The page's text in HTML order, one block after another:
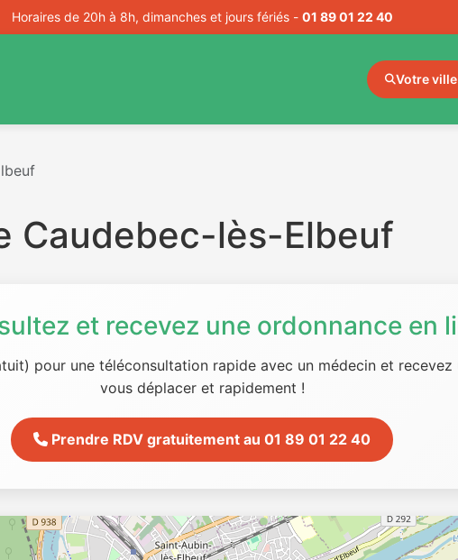
Horaires de 20h à 8h, dimanches et jours fériés - 01 89 01 22 40
Votre ville
Caudebec-lès-Elbeuf
et recevez une ordonnance en
pour une téléconsultation rapide avec un médecin et recevez
vous déplacer et rapidement !
Prendre RDV gratuitement au 01 89 01 22 40